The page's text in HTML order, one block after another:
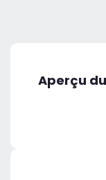
Aperçu